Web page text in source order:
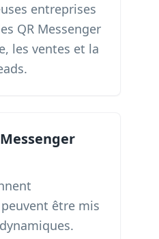
entreprises
QR Messenger
les ventes et la
être mis